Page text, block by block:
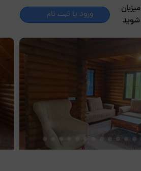
میزبان
شوید
ورود یا ثبت نام